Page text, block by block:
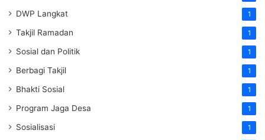
DWP Langkat 1
Takjil Ramadan 1
Sosial dan Politik 1
Berbagi Takjil 1
Bhakti Sosial 1
Program Jaga Desa 1
Sosialisasi 1